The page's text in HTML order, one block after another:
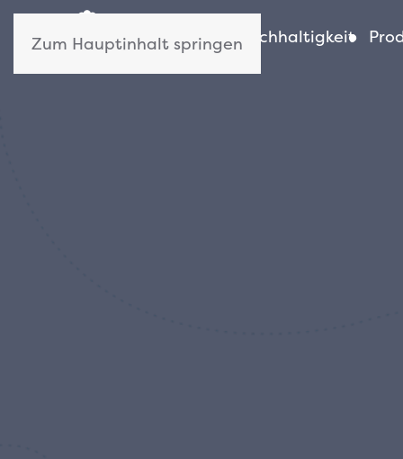
Zum Hauptinhalt springen
Wer wir sind Nachhaltigkeit